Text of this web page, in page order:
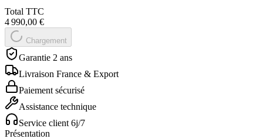
Total TTC
4 990,00 €
Chargement
Garantie 2 ans
Livraison France & Export
Paiement sécurisé
Assistance technique
Service client 6j/7
Présentation